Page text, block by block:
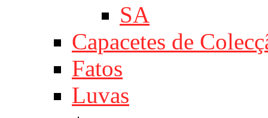
SA
Capacetes de
Fatos
Luvas